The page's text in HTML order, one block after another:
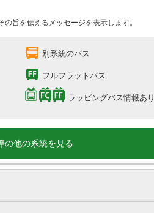
旨を伝えるメッセージを表示します。
別系統のバス
フルフラットバス
ラッピングバス情報あり
の他の系統を見る